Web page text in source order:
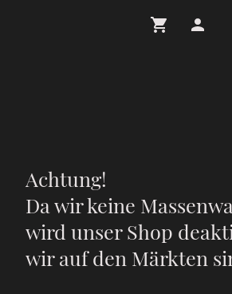
Achtung!
Da wir keine
wird unser Shop
wir auf den Märkten